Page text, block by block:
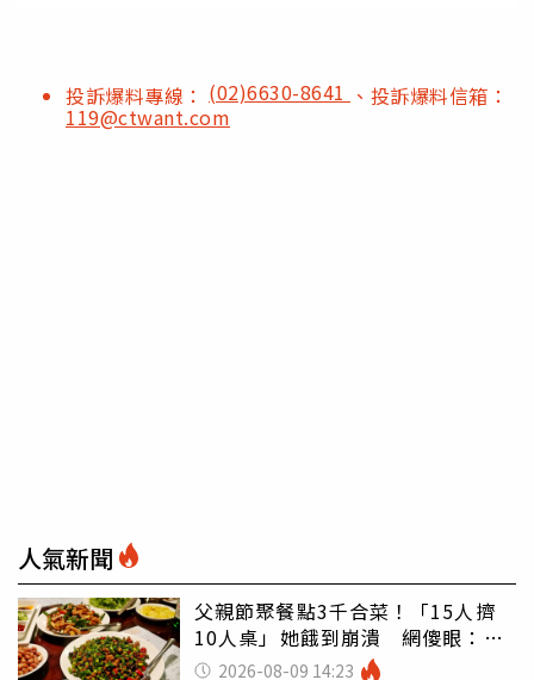
投訴爆料專線： (02)6630-8641 、投訴爆料信箱：
119@ctwant.com
人氣新聞
父親節聚餐點3千合菜！「15人擠
10人桌」她餓到崩潰 網傻眼：讓
店家看笑話
2026-08-09 14:23